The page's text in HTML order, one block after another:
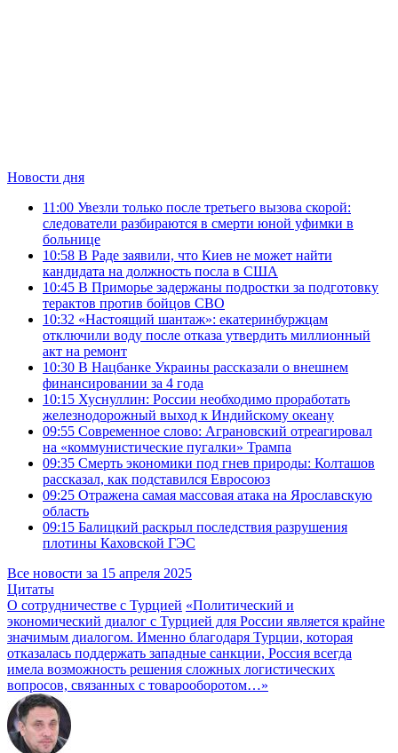
Новости дня
11:00 Увезли только после третьего вызова скорой:
следователи разбираются в смерти юной уфимки в
больнице
10:58 В Раде заявили, что Киев не может найти
кандидата на должность посла в США
10:45 В Приморье задержаны подростки за подготовку
терактов против бойцов СВО
10:32 «Настоящий шантаж»: екатеринбуржцам
отключили воду после отказа утвердить миллионный
акт на ремонт
10:30 В Нацбанке Украины рассказали о внешнем
финансировании за 4 года
10:15 Хуснуллин: России необходимо проработать
железнодорожный выход к Индийскому океану
09:55 Современное слово: Аграновский отреагировал
на «коммунистические пугалки» Трампа
09:35 Смерть экономики под гнев природы: Колташов
рассказал, как подставился Евросоюз
09:25 Отражена самая массовая атака на Ярославскую
область
09:15 Балицкий раскрыл последствия разрушения
плотины Каховской ГЭС
Все новости за 15 апреля 2025
Цитаты
О сотрудничестве с Турцией «Политический и
экономический диалог с Турцией для России является крайне
значимым диалогом. Именно благодаря Турции, которая
отказалась поддержать западные санкции, Россия всегда
имела возможность решения сложных логистических
вопросов, связанных с товарооборотом…»